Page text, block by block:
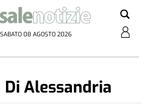
SABATO 08 AGOSTO 2026
Alessandria